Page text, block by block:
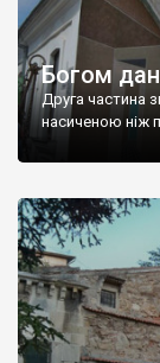
Богом
Друга частина
насиченою ніж